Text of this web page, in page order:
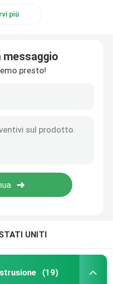
più
messaggio
presto!
UNITI
(19)